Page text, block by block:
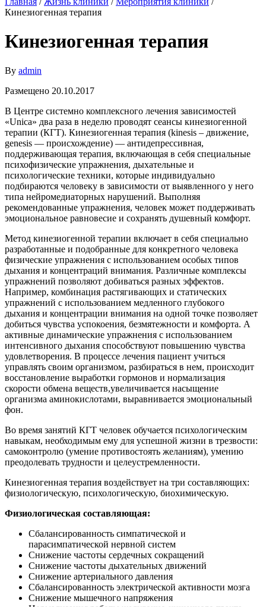
Кинезиогенная терапия
Кинезиогенная терапия
By admin
Размещено 20.10.2017
В Центре системно комплексного лечения зависимостей
«Unica» два раза в неделю проводят сеансы кинезиогенной
терапии (КГТ). Кинезиогенная терапия (kinesis – движение,
genesis — происхождение) — антидепрессивная,
поддерживающая терапия, включающая в себя специальные
психофизические упражнения, дыхательные и
психологические техники, которые индивидуально
подбираются человеку в зависимости от выявленного у него
типа нейромедиаторных нарушений. Выполняя
рекомендованные упражнения, человек может поддерживать
эмоциональное равновесие и сохранять душевный комфорт.
Метод кинезиогенной терапии включает в себя специально
разработанные и подобранные для конкретного человека
физические упражнения с использованием особых типов
дыхания и концентраций внимания. Различные комплексы
упражнений позволяют добиваться разных эффектов.
Например, комбинация растягивающих и статических
упражнений с использованием медленного глубокого
дыхания и концентрации внимания на одной точке позволяет
добиться чувства успокоения, безмятежности и комфорта. А
активные динамические упражнения с использованием
интенсивного дыхания способствуют повышению чувства
удовлетворения. В процессе лечения пациент учиться
управлять своим организмом, разбираться в нем, происходит
восстановление выработки гормонов и нормализация
скорости обмена веществ,увеличивается насыщение
организма аминокислотами, выравнивается эмоциональный
фон.
Во время занятий КГТ человек обучается психологическим
навыкам, необходимым ему для успешной жизни в трезвости:
самоконтролю (умение противостоять желаниям), умению
преодолевать трудности и целеустремленности.
Кинезиогенная терапия воздействует на три составляющих:
физиологическую, психологическую, биохимическую.
Физиологическая составляющая:
Сбалансированность симпатической и
парасимпатической нервной систем
Снижение частоты сердечных сокращений
Снижение частоты дыхательных движений
Снижение артериального давления
Сбалансированность электрической активности мозга
Снижение мышечного напряжения